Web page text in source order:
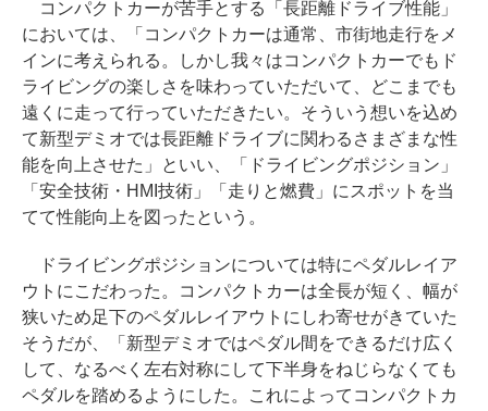
コンパクトカーが苦手とする「長距離ドライブ性能」
においては、「コンパクトカーは通常、市街地走行をメ
インに考えられる。しかし我々はコンパクトカーでもド
ライビングの楽しさを味わっていただいて、どこまでも
遠くに走って行っていただきたい。そういう想いを込め
て新型デミオでは長距離ドライブに関わるさまざまな性
能を向上させた」といい、「ドライビングポジション」
「安全技術・HMI技術」「走りと燃費」にスポットを当
てて性能向上を図ったという。
ドライビングポジションについては特にペダルレイア
ウトにこだわった。コンパクトカーは全長が短く、幅が
狭いため足下のペダルレイアウトにしわ寄せがきていた
そうだが、「新型デミオではペダル間をできるだけ広く
して、なるべく左右対称にして下半身をねじらなくても
ペダルを踏めるようにした。これによってコンパクトカ